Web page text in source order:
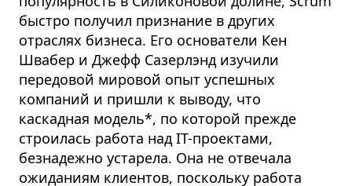
быстро получил признание в других
отраслях бизнеса. Его основатели Кен
Швабер и Джефф Сазерлэнд изучили
передовой мировой опыт успешных
компаний и пришли к выводу, что
каскадная модель*, по которой прежде
строилась работа над IT-проектами,
безнадежно устарела. Она не отвечала
ожиданиям клиентов, поскольку работа